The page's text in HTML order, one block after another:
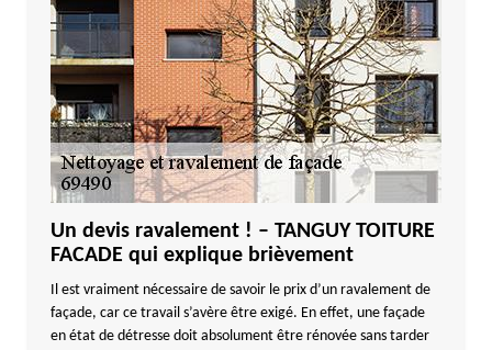
Un devis ravalement ! – TANGUY TOITURE
FACADE qui explique brièvement
Il est vraiment nécessaire de savoir le prix d’un ravalement de
façade, car ce travail s’avère être exigé. En effet, une façade
en état de détresse doit absolument être rénovée sans tarder